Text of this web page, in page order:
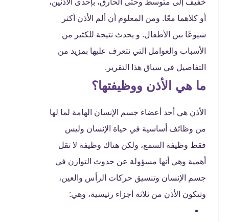
خفيف إلى متوسط وحتى الحارق، بإحدى الأذنين،
أو كلاهما معًا. ومن المعلوم أن ألم الأذن أكثر
شيوعًا بين الأطفال. و يحدث نتيجة للكثير من
الأسباب والعوامل التي نتعرف عليها بمزيد من
التفاصيل في سياق هذا التقرير.
ما هي الأذن ووظيفتها؟
الأذن هي أحد أعضاء جسم الإنسان الهامة لما لها
من وظائف أساسية في حياة الإنسان وليس
فقط وظيفة السمع، ولكن هناك وظيفة لا تقل
أهمية وهي أنها مسؤولة عن حدوث التوازن في
جسم الإنسان وتنسيق حركات الرأس والعين،
وتتكون الأذن من ثلاثة أجزاء رئيسية، وهي: